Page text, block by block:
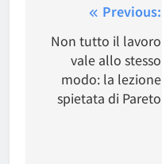
Navigazione
articoli
Previous:
Non tutto il lavoro
vale allo stesso
modo: la lezione
spietata di Pareto